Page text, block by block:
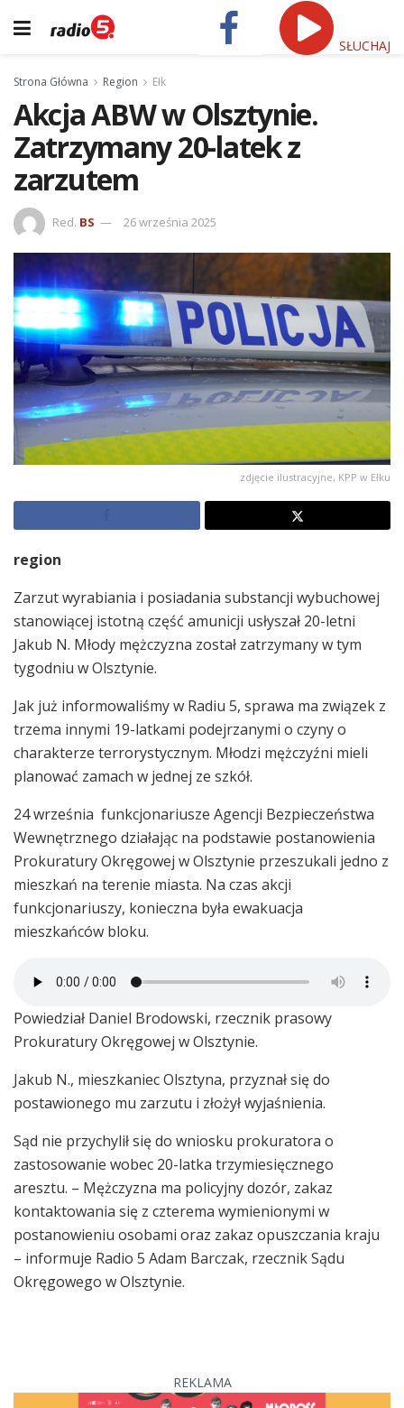
SŁUCHAJ
Strona Główna Region Ełk
Akcja ABW w Olsztynie.
Zatrzymany 20-latek z
zarzutem
Red. BS 26 września 2025
zdjęcie ilustracyjne, KPP w Ełku
region
Zarzut wyrabiania i posiadania substancji wybuchowej
stanowiącej istotną część amunicji usłyszał 20-letni
Jakub N. Młody mężczyzna został zatrzymany w tym
tygodniu w Olsztynie.
Jak już informowaliśmy w Radiu 5, sprawa ma związek z
trzema innymi 19-latkami podejrzanymi o czyny o
charakterze terrorystycznym. Młodzi mężczyźni mieli
planować zamach w jednej ze szkół.
24 września funkcjonariusze Agencji Bezpieczeństwa
Wewnętrznego działając na podstawie postanowienia
Prokuratury Okręgowej w Olsztynie przeszukali jedno z
mieszkań na terenie miasta. Na czas akcji
funkcjonariuszy, konieczna była ewakuacja
mieszkańców bloku.
Powiedział Daniel Brodowski, rzecznik prasowy
Prokuratury Okręgowej w Olsztynie.
Jakub N., mieszkaniec Olsztyna, przyznał się do
postawionego mu zarzutu i złożył wyjaśnienia.
Sąd nie przychylił się do wniosku prokuratora o
zastosowanie wobec 20-latka trzymiesięcznego
aresztu. – Mężczyzna ma policyjny dozór, zakaz
kontaktowania się z czterema wymienionymi w
postanowieniu osobami oraz zakaz opuszczania kraju
– informuje Radio 5 Adam Barczak, rzecznik Sądu
Okręgowego w Olsztynie.
REKLAMA